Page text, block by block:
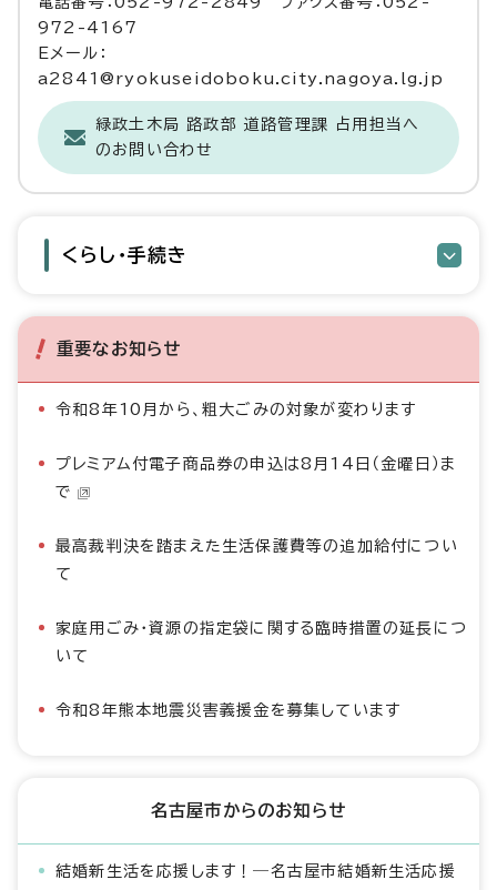
972-4167
Eメール：
a2841@ryokuseidoboku.city.nagoya.lg.jp
緑政土木局 路政部 道路管理課 占用担当へ
のお問い合わせ
くらし・手続き
重要なお知らせ
令和8年10月から、粗大ごみの対象が変わります
プレミアム付電子商品券の申込は8月14日（金曜日）ま
で
最高裁判決を踏まえた生活保護費等の追加給付につい
て
家庭用ごみ・資源の指定袋に関する臨時措置の延長につ
いて
令和8年熊本地震災害義援金を募集しています
名古屋市からのお知らせ
結婚新生活を応援します！―名古屋市結婚新生活応援